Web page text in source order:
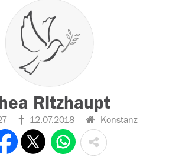
Ritzhaupt
12.07.2018 Konstanz